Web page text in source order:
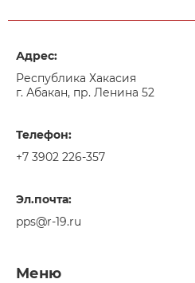
Адрес:
Республика Хакасия
г. Абакан, пр. Ленина 52
Телефон:
+7 3902 226-357
Эл.почта:
pps@r-19.ru
Меню